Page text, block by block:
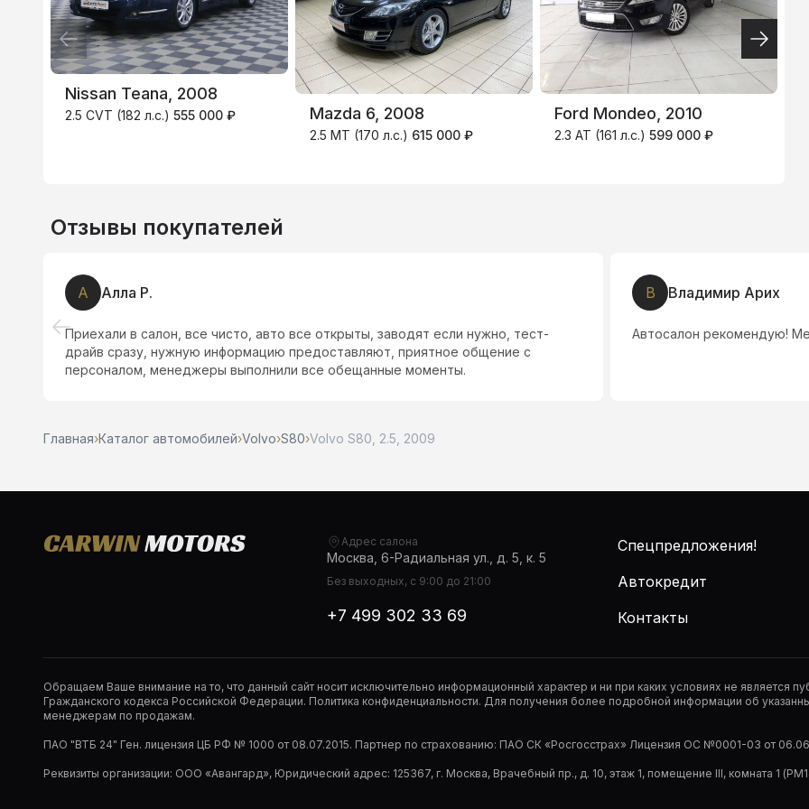
Nissan Teana, 2008
2.5 CVT (182 л.с.) 555 000 ₽ Mazda 6, 2008
2.5 MT (170 л.с.) 615 000 ₽
Ford Mondeo, 2010
2.3 AT (161 л.с.) 599 000 ₽
3.9% 4.9%
Отзывы покупателей
А Алла Р.
Приехали в салон, все чисто, авто все открыты, заводят если нужно, тест-
драйв сразу, нужную информацию предоставляют, приятное общение с
персоналом, менеджеры выполнили все обещанные моменты.
В Владимир Арих
Автосалон рекомендую!
Главная›Каталог автомобилей›Volvo›S80›Volvo S80, 2.5, 2009
Адрес салона
Москва, 6-Радиальная ул., д. 5, к. 5
Без выходных, с 9:00 до 21:00
+7 499 302 33 69
Спецпредложения!
Автокредит
Контакты
Обращаем Ваше внимание на то, что данный сайт носит исключительно информационный характер и ни при каких условиях не является
Гражданского кодекса Российской Федерации. Политика конфиденциальности. Для получения более подробной информации об
менеджерам по продажам.
ПАО "ВТБ 24" Ген. лицензия ЦБ РФ № 1000 от 08.07.2015. Партнер по страхованию: ПАО СК «Росгосстрах» Лицензия ОС №0001-03 от
Реквизиты организации: ООО «Авангард», Юридический адрес: 125367, г. Москва, Врачебный пр., д. 10, этаж 1, помещение III, комната 1